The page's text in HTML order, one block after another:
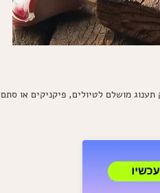
מושלם לטיולים, פיקניקים או סתם